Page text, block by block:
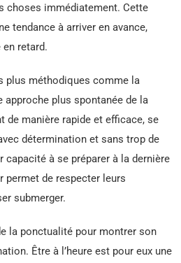
choses immédiatement. Cette
tendance à arriver en avance,
en retard.
plus méthodiques comme la
approche plus spontanée de la
de manière rapide et efficace, se
détermination et sans trop de
capacité à se préparer à la dernière
permet de respecter leurs
submerger.
la ponctualité pour montrer son
Être à l’heure est pour eux une